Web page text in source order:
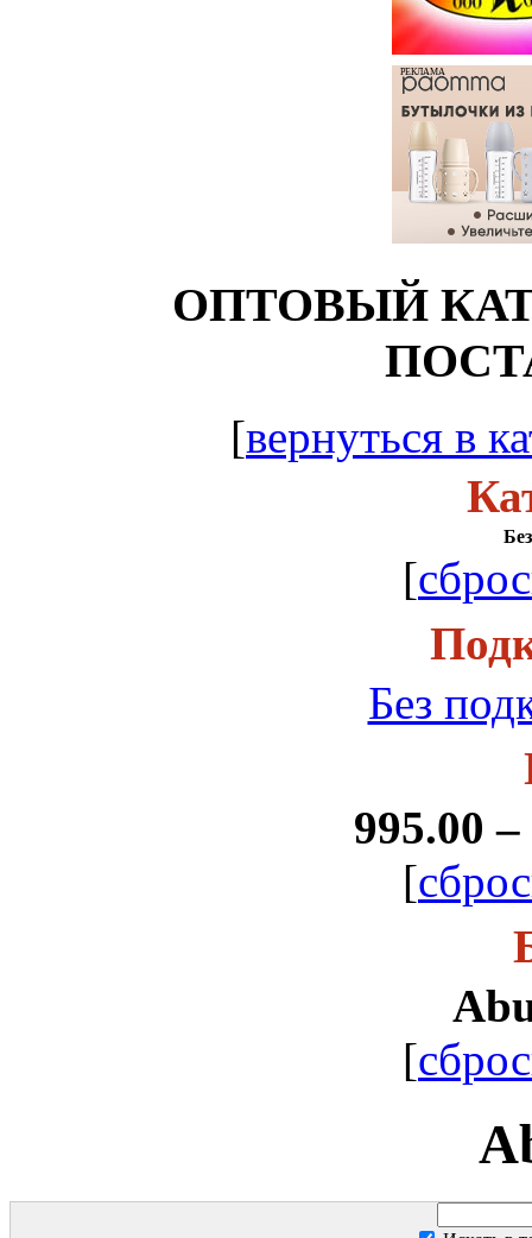
РЕКЛАМА
ОПТОВЫЙ
[вернуться в
[
Без
995.00
[
[